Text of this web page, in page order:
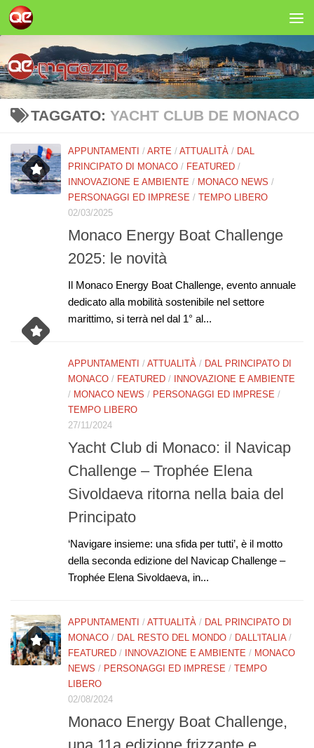
Salta al contenuto
TAGGATO: YACHT CLUB DE MONACO
APPUNTAMENTI / ARTE / ATTUALITÀ / DAL
PRINCIPATO DI MONACO / FEATURED /
INNOVAZIONE E AMBIENTE / MONACO NEWS /
PERSONAGGI ED IMPRESE / TEMPO LIBERO
02/03/2025
Monaco Energy Boat Challenge
2025: le novità
Il Monaco Energy Boat Challenge, evento annuale
dedicato alla mobilità sostenibile nel settore
marittimo, si terrà nel dal 1° al...
APPUNTAMENTI / ATTUALITÀ / DAL PRINCIPATO DI
MONACO / FEATURED /
INNOVAZIONE E AMBIENTE
/ MONACO NEWS / PERSONAGGI ED IMPRESE /
TEMPO LIBERO
27/11/2024
Yacht Club di Monaco: il Navicap
Challenge – Trophée Elena
Sivoldaeva ritorna nella baia del
Principato
‘Navigare insieme: una sfida per tutti’, è il motto
della seconda edizione del Navicap Challenge –
Trophée Elena Sivoldaeva, in...
APPUNTAMENTI / ATTUALITÀ / DAL PRINCIPATO DI
MONACO / DAL RESTO DEL MONDO / DALL'ITALIA /
FEATURED / INNOVAZIONE E AMBIENTE / MONACO
NEWS / PERSONAGGI ED IMPRESE / TEMPO
LIBERO
02/08/2024
Monaco Energy Boat Challenge,